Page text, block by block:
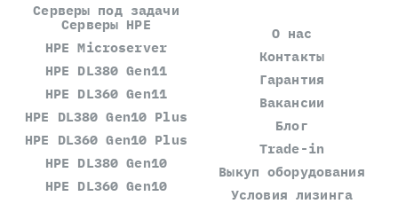
Серверы под задачи
Серверы HPE
HPE Microserver
HPE DL380 Gen11
HPE DL360 Gen11
HPE DL380 Gen10 Plus
HPE DL360 Gen10 Plus
HPE DL380 Gen10
HPE DL360 Gen10
О нас
Контакты
Гарантия
Вакансии
Блог
Trade-in
Выкуп оборудования
Условия лизинга